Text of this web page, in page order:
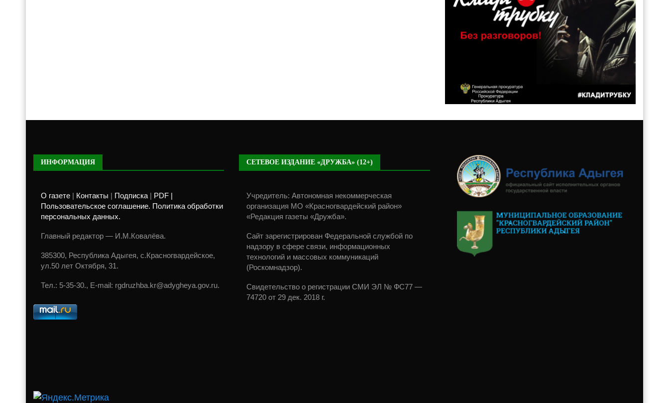
ИНФОРМАЦИЯ
О газете Контакты Подписка
PDF |
Пользовательское соглашение. Политика обработки
персональных данных.
Главный редактор — И.М.Ковалёва.
385300, Республика Адыгея, с.Красногвардейское,
ул.50 лет Октября, 31.
Тел.: 5-35-30., E-mail: rgdruzhba.kr@adygheya.gov.ru.
СЕТЕВОЕ ИЗДАНИЕ «ДРУЖБА» (12+)
Учредитель: Автономная некоммерческая
организация МО «Красногвардейский район»
«Редакция газеты «Дружба».
Сайт зарегистрирован Федеральной службой по
надзору в сфере связи, информационных
технологий и массовых коммуникаций
(Роскомнадзор).
Свидетельство о регистрации СМИ ЭЛ № ФС77 —
74720 от 29 дек. 2018 г.